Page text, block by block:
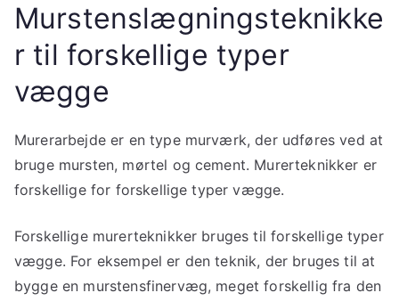
Murstenslægningsteknikke
r til forskellige typer
vægge
Murerarbejde er en type murværk, der udføres ved at
bruge mursten, mørtel og cement. Murerteknikker er
forskellige for forskellige typer vægge.
Forskellige murerteknikker bruges til forskellige typer
vægge. For eksempel er den teknik, der bruges til at
bygge en murstensfinervæg, meget forskellig fra den